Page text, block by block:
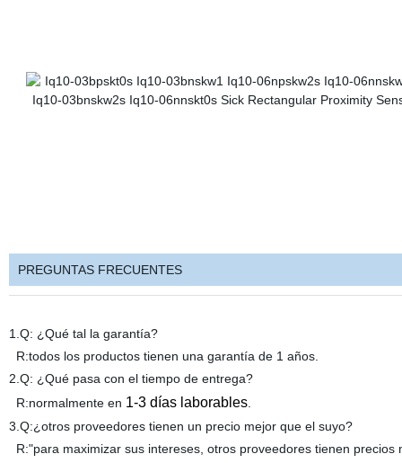
PREGUNTAS FRECUENTES
1.Q: ¿Qué tal la garantía?
R:todos los productos tienen una garantía de 1 años.
2.Q: ¿Qué pasa con el tiempo de entrega?
R:normalmente en 1-3 días laborables.
3.Q:¿otros proveedores tienen un precio mejor que el suyo?
R:"para maximizar sus intereses, otros proveedores tienen precios